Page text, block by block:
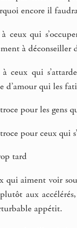
encore il
ceux qui
à déconseiller
ceux qui
d’amour qui les
pour les gens
pour ceux qui
tard
qui aiment voir
aux
appétit.